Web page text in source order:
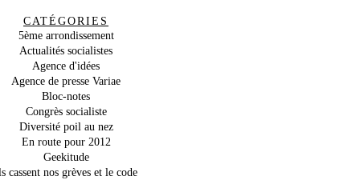
CATÉGORIES
5ème arrondissement
Actualités socialistes
Agence d'idées
Agence de presse Variae
Bloc-notes
Congrès socialiste
Diversité poil au nez
En route pour 2012
Geekitude
cassent nos grèves et le code